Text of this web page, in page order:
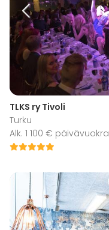
TLKS ry Tivoli
Turku
Alk. 1 100 € päivävuokra